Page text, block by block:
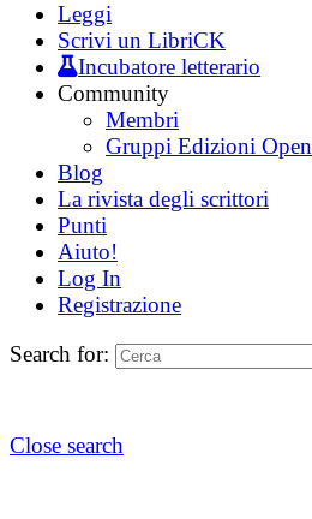
Leggi
Scrivi un LibriCK
Incubatore letterario
Community
Membri
Gruppi Edizioni Open
Blog
La rivista degli scrittori
Punti
Aiuto!
Log In
Registrazione
Search for:
Close search